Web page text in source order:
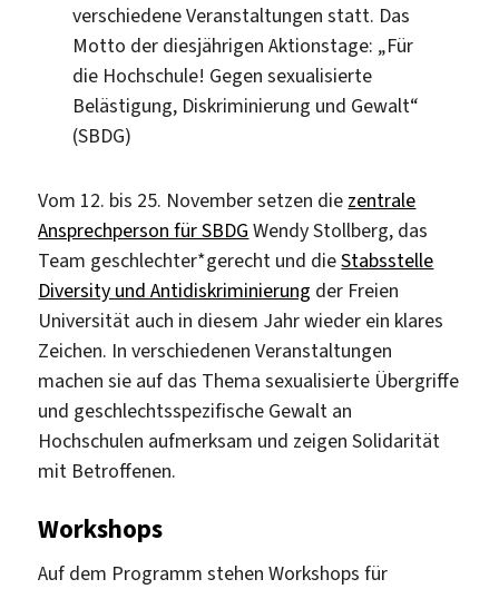
verschiedene Veranstaltungen statt. Das
Motto der diesjährigen Aktionstage: „Für
die Hochschule! Gegen sexualisierte
Belästigung, Diskriminierung und Gewalt“
(SBDG)
Vom 12. bis 25. November setzen die zentrale
Ansprechperson für SBDG Wendy Stollberg, das
Team geschlechter*gerecht und dieStabsstelle
Diversity und Antidiskriminierung der Freien
Universität auch in diesem Jahr wieder ein klares
Zeichen. In verschiedenen Veranstaltungen
machen sie auf das Thema sexualisierte Übergriffe
und geschlechtsspezifische Gewalt an
Hochschulen aufmerksam und zeigen Solidarität
mit Betroffenen.
Workshops
Auf dem Programm stehen Workshops für